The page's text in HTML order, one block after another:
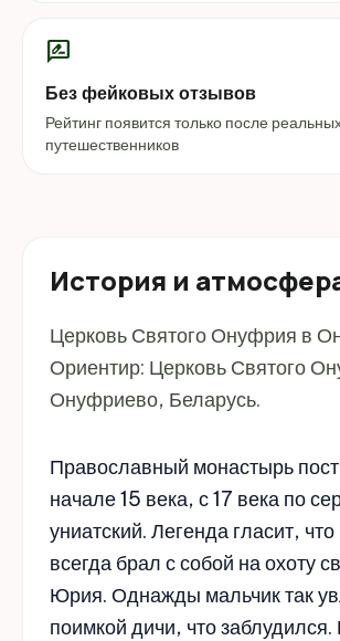
rate_review
Без фейковых отзывов
Рейтинг появится только после
путешественников
История и
Церковь Святого Онуфрия в
Ориентир: Церковь Святого
Онуфриево, Беларусь.
Православный монастырь
начале 15 века, с 17 века по
униатский. Легенда гласит, что
всегда брал с собой на охоту
Юрия. Однажды мальчик так
поимкой дичи, что заблудился.